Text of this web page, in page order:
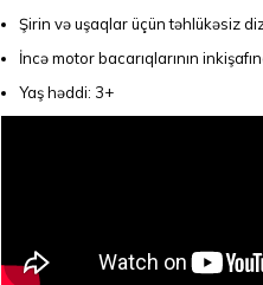
Şirin və uşaqlar üçün təhlükəsiz
İncə motor bacarıqlarının
Yaş həddi: 3+